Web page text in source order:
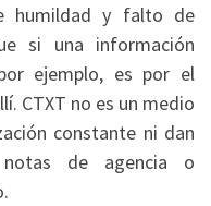
humildad y falto de
si una información
ejemplo, es por el
CTXT no es un medio
constante ni dan
de agencia o